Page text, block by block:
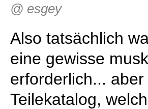
@ esgey
Also tatsächlich
eine gewisse
erforderlich...
Teilekatalog,